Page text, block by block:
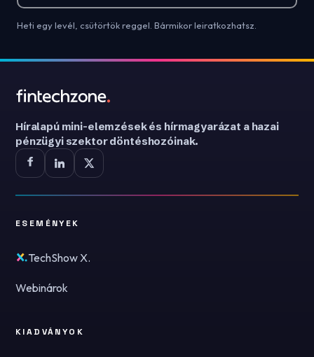
Heti egy levél, csütörtök reggel. Bármikor leiratkozhatsz.
Híralapú mini-elemzések és hírmagyarázat a hazai
pénzügyi szektor döntéshozóinak.
ESEMÉNYEK
TechShow X.
Webinárok
KIADVÁNYOK